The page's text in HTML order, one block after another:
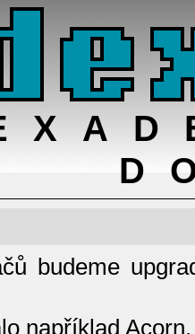
budeme
například Acorn.